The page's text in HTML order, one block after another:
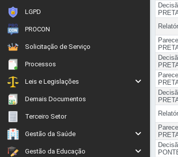
LGPD
PROCON
Solicitação de Serviço
Processos
Leis e Legislações
Demais Documentos
Terceiro Setor
Gestão da Saúde
Gestão da Educação